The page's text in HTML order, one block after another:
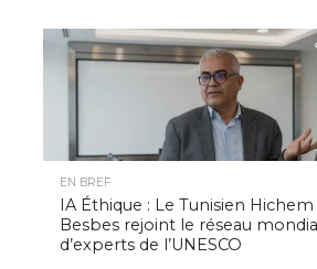
EN BREF
IA Éthique : Le Tunisien Hichem
Besbes rejoint le réseau
d’experts de l’UNESCO